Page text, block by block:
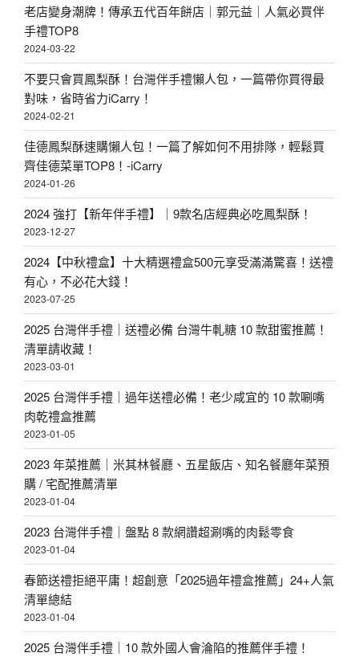
老店變身潮牌！傳承五代百年餅店｜郭元益｜人氣必買伴
手禮TOP8
2024-03-22
不要只會買鳳梨酥！台灣伴手禮懶人包，一篇帶你買得最
對味，省時省力iCarry！
2024-02-21
佳德鳳梨酥速購懶人包！一篇了解如何不用排隊，輕鬆買
齊佳德菜單TOP8！-iCarry
2024-01-26
2024 強打【新年伴手禮】｜9款名店經典必吃鳳梨酥！
2023-12-27
2024【中秋禮盒】十大精選禮盒500元享受滿滿驚喜！送禮
有心，不必花大錢！
2023-07-25
2025 台灣伴手禮｜送禮必備 台灣牛軋糖 10 款甜蜜推薦！
清單請收藏！
2023-03-01
2025 台灣伴手禮｜過年送禮必備！老少咸宜的 10 款唰嘴
肉乾禮盒推薦
2023-01-05
2023 年菜推薦｜米其林餐廳、五星飯店、知名餐廳年菜預
購 / 宅配推薦清單
2023-01-04
2023 台灣伴手禮｜盤點 8 款網讚超涮嘴的肉鬆零食
2023-01-04
春節送禮拒絕平庸！超創意「2025過年禮盒推薦」24+人氣
清單總結
2023-01-04
2025 台灣伴手禮｜10 款外國人會淪陷的推薦伴手禮！